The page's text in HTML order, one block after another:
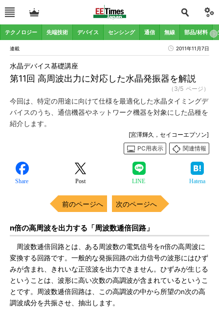
テクノロジー 先端技術 デバイス センシング 通信 無線 部品/材料
連載 2011年11月7日
第11回 高周波出力に対応した水晶発振器を解説
水晶デバイス基礎講座
（3/5 ページ）
今回は、特定の用途に向けて仕様を最適化した水晶タイミングデ
バイスのうち、通信機器やネットワーク機器を対象にした品種を
紹介します。
[宮澤輝久，セイコーエプソン]
PC用表示
関連情報
Share Post LINE Hatena
前のページへ 次のページへ
n倍の高周波を出力する「周波数逓倍回路」
周波数逓倍回路とは、ある周波数の電気信号をn倍の高周波に
変換する回路です。一般的な発振回路の出力信号の波形にはひず
みが含まれ、きれいな正弦波を出力できません。ひずみが生じる
ということは、波形に高い次数の高調波が含まれているというこ
とです。周波数逓倍回路は、この高調波の中から所望のn次の高
調波成分を共振させ、抽出します。